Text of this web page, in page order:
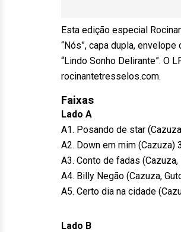
Esta edição especial
“Nós”, capa dupla,
“Lindo Sonho Delirante”. O
rocinantetresselos.com.
Faixas
Lado A
A1. Posando de star
A2. Down em mim (Cazuza)
A3. Conto de fadas
A4. Billy Negão (Cazuza,
A5. Certo dia na cidade
Lado B